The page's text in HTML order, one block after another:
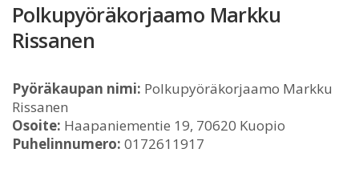
Polkupyöräkorjaamo Markku
Rissanen
Pyöräkaupan nimi: Polkupyöräkorjaamo Markku
Rissanen
Osoite: Haapaniementie 19, 70620 Kuopio
Puhelinnumero: 0172611917